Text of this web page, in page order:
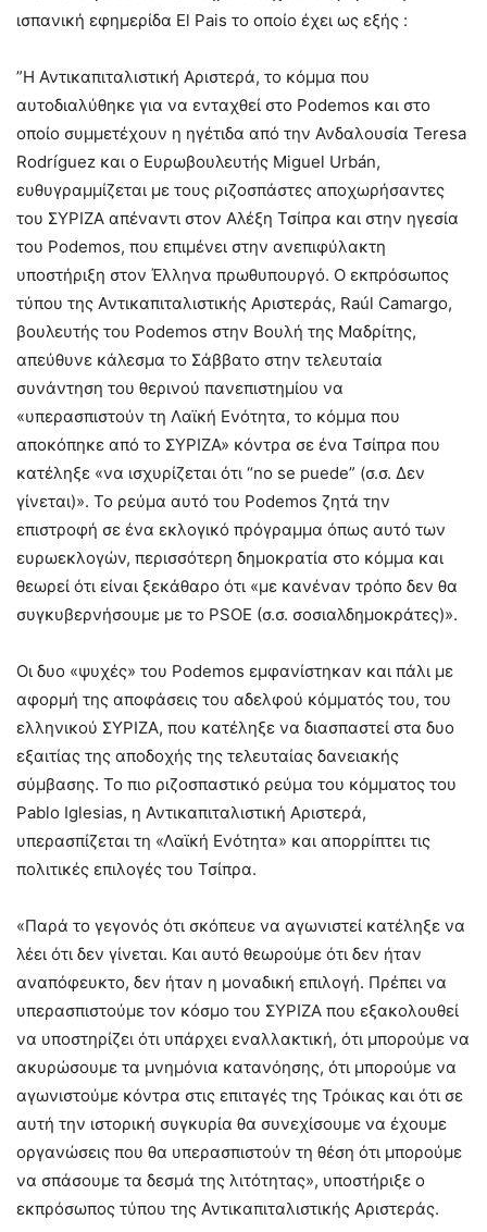
ισπανική εφημερίδα El Pais το οποίο έχει ως εξής :
”Η Αντικαπιταλιστική Αριστερά, το κόμμα που
αυτοδιαλύθηκε για να ενταχθεί στο Podemos και στο
οποίο συμμετέχουν η ηγέτιδα από την Ανδαλουσία Teresa
Rodríguez και ο Ευρωβουλευτής Miguel Urbán,
ευθυγραμμίζεται με τους ριζοσπάστες αποχωρήσαντες
του ΣΥΡΙΖΑ απέναντι στον Αλέξη Τσίπρα και στην ηγεσία
του Podemos, που επιμένει στην ανεπιφύλακτη
υποστήριξη στον Έλληνα πρωθυπουργό. Ο εκπρόσωπος
τύπου της Αντικαπιταλιστικής Αριστεράς, Raúl Camargo,
βουλευτής του Podemos στην Βουλή της Μαδρίτης,
απεύθυνε κάλεσμα το Σάββατο στην τελευταία
συνάντηση του θερινού πανεπιστημίου να
«υπερασπιστούν τη Λαϊκή Ενότητα, το κόμμα που
αποκόπηκε από το ΣΥΡΙΖΑ» κόντρα σε ένα Τσίπρα που
κατέληξε «να ισχυρίζεται ότι “no se puede” (σ.σ. Δεν
γίνεται)». Το ρεύμα αυτό του Podemos ζητά την
επιστροφή σε ένα εκλογικό πρόγραμμα όπως αυτό των
ευρωεκλογών, περισσότερη δημοκρατία στο κόμμα και
θεωρεί ότι είναι ξεκάθαρο ότι «με κανέναν τρόπο δεν θα
συγκυβερνήσουμε με το PSOE (σ.σ. σοσιαλδημοκράτες)».
Οι δυο «ψυχές» του Podemos εμφανίστηκαν και πάλι με
αφορμή της αποφάσεις του αδελφού κόμματός του, του
ελληνικού ΣΥΡΙΖΑ, που κατέληξε να διασπαστεί στα δυο
εξαιτίας της αποδοχής της τελευταίας δανειακής
σύμβασης. Το πιο ριζοσπαστικό ρεύμα του κόμματος του
Pablo Iglesias, η Αντικαπιταλιστική Αριστερά,
υπερασπίζεται τη «Λαϊκή Ενότητα» και απορρίπτει τις
πολιτικές επιλογές του Τσίπρα.
«Παρά το γεγονός ότι σκόπευε να αγωνιστεί κατέληξε να
λέει ότι δεν γίνεται. Και αυτό θεωρούμε ότι δεν ήταν
αναπόφευκτο, δεν ήταν η μοναδική επιλογή. Πρέπει να
υπερασπιστούμε τον κόσμο του ΣΥΡΙΖΑ που εξακολουθεί
να υποστηρίζει ότι υπάρχει εναλλακτική, ότι μπορούμε να
ακυρώσουμε τα μνημόνια κατανόησης, ότι μπορούμε να
αγωνιστούμε κόντρα στις επιταγές της Τρόικας και ότι σε
αυτή την ιστορική συγκυρία θα συνεχίσουμε να έχουμε
οργανώσεις που θα υπερασπιστούν τη θέση ότι μπορούμε
να σπάσουμε τα δεσμά της λιτότητας», υποστήριξε ο
εκπρόσωπος τύπου της Αντικαπιταλιστικής Αριστεράς.